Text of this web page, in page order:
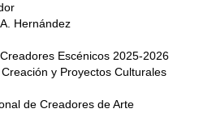
Hernández
Escénicos 2025-2026
y Proyectos Culturales
de Creadores de Arte